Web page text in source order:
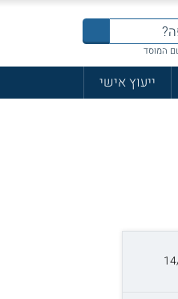
המוסד
ייעוץ אישי